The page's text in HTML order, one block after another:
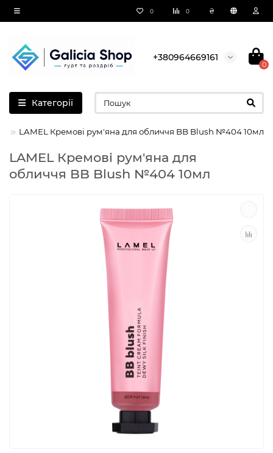
0 0 ₴
+380964669161
0
Категорії
LAMEL Кремові рум'яна для обличчя BB Blush №404 10мл
LAMEL Кремові рум'яна для
обличчя BB Blush №404 10мл